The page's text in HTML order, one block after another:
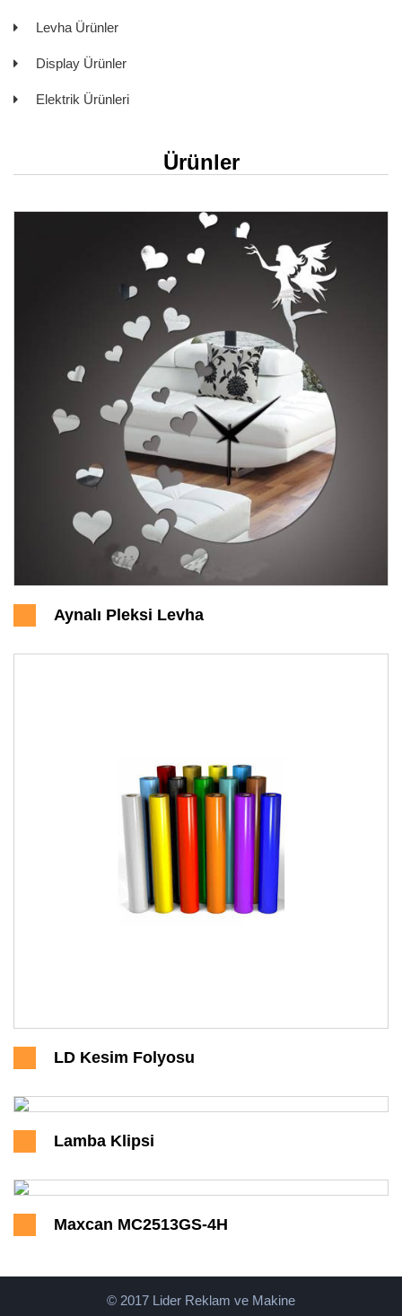
Levha Ürünler
Display Ürünler
Elektrik Ürünleri
Ürünler
Aynalı Pleksi Levha
LD Kesim Folyosu
Lamba Klipsi
Maxcan MC2513GS-4H
© 2017 Lider Reklam ve Makine